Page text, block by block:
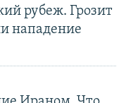
рубеж. Грозит
нападение